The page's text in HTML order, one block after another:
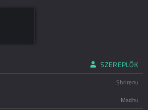
SZEREPLŐK
Shrirenu
Madhu